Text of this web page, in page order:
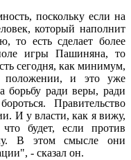
поскольку если на
который наполнит
то есть сделает более
игры Пашиняна, то
сегодня, как минимум,
положении, и это уже
борьбу ради веры, ради
Правительство
И у власти, как я вижу,
будет, если против
В этом смысле они
- сказал он.